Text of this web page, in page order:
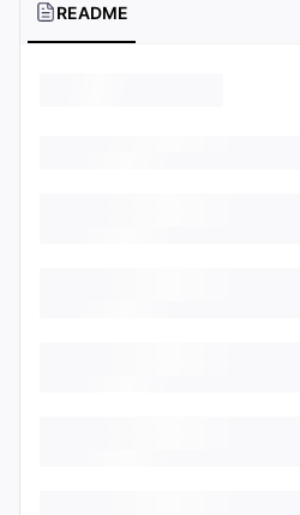
README